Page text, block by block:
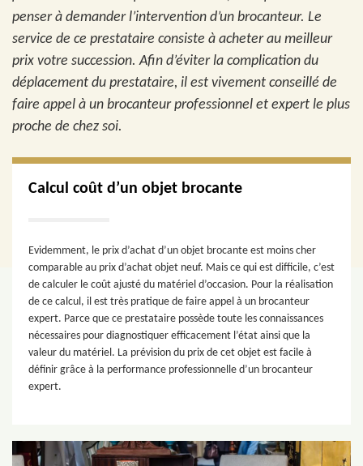
penser à demander l’intervention d’un brocanteur. Le
service de ce prestataire consiste à acheter au meilleur
prix votre succession. Afin d’éviter la complication du
déplacement du prestataire, il est vivement conseillé de
faire appel à un brocanteur professionnel et expert le plus
proche de chez soi.
Calcul coût d’un objet brocante
Evidemment, le prix d’achat d’un objet brocante est moins cher
comparable au prix d’achat objet neuf. Mais ce qui est difficile, c’est
de calculer le coût ajusté du matériel d’occasion. Pour la réalisation
de ce calcul, il est très pratique de faire appel à un brocanteur
expert. Parce que ce prestataire possède toute les connaissances
nécessaires pour diagnostiquer efficacement l’état ainsi que la
valeur du matériel. La prévision du prix de cet objet est facile à
définir grâce à la performance professionnelle d’un brocanteur
expert.